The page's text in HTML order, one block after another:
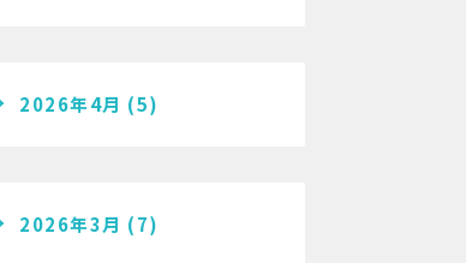
2026年4月 (5)
2026年3月 (7)